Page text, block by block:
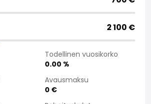
2 100 €
Todellinen vuosikorko
0.00 %
Avausmaksu
0 €